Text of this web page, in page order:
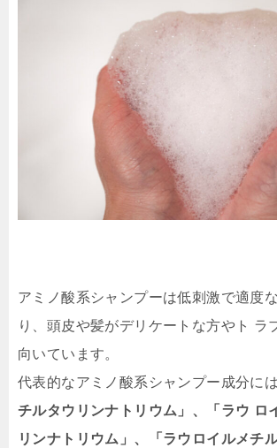
アミノ酸系シャンプーは低刺激で適度
り、頭皮や髪がデリケートな方やト ラ
向いています。
代表的なアミノ酸系シャンプー成分には
チルタウリンナトリウム」、「ラウ ロ
リンナトリウム」、「ラウロイルメチ